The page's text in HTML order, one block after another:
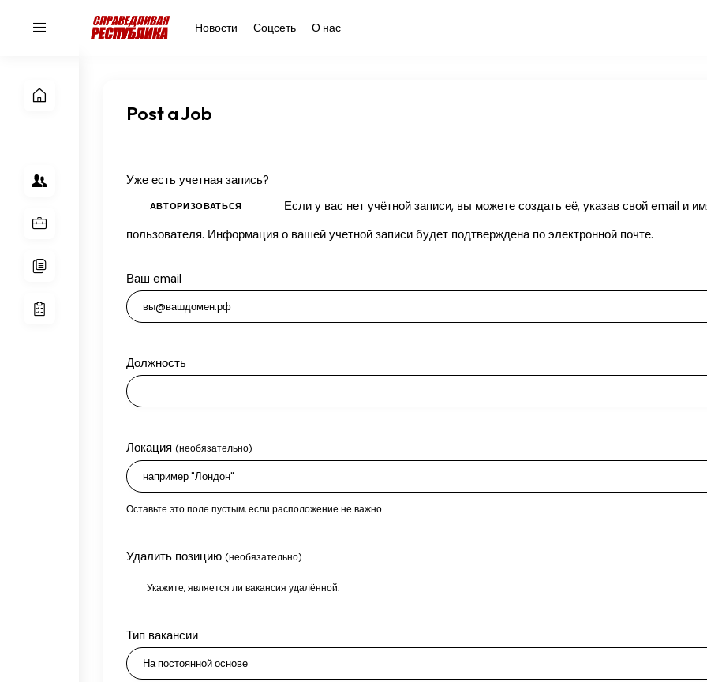
Новости Соцсеть О нас
Post a Job
Уже есть учетная запись?
АВТОРИЗОВАТЬСЯ
пользователя. Информация о вашей учетной записи будет подтверждена по электронной почте.
Ваш email
Должность
Локация (необязательно)
Оставьте это поле пустым, если расположение не важно
Удалить позицию (необязательно)
Укажите, является ли вакансия удалённой.
Тип вакансии